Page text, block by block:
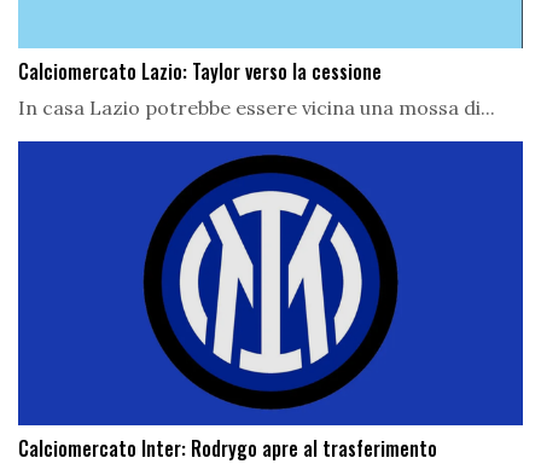
Calciomercato Lazio: Taylor verso la cessione
In casa Lazio potrebbe essere vicina una mossa di...
Calciomercato Inter: Rodrygo apre al trasferimento